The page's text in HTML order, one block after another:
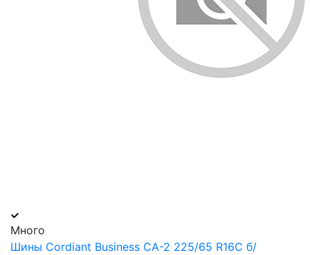
Много
Шины Cordiant Business CA-2 225/65 R16С б/